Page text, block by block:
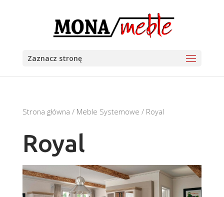
Zaznacz stronę
Strona główna / Meble Systemowe / Royal
Royal